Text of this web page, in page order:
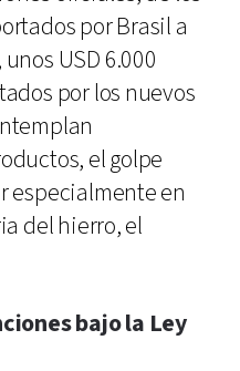
por Brasil a
USD 6.000
por los nuevos
el golpe
especialmente en
del hierro, el
bajo la Ley